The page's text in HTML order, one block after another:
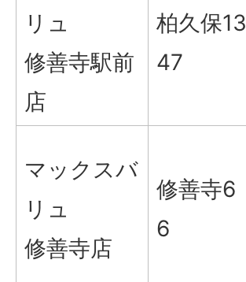
リュ
修善寺駅前
店
柏久保13
47
マックスバ
リュ
修善寺店
修善寺6
6